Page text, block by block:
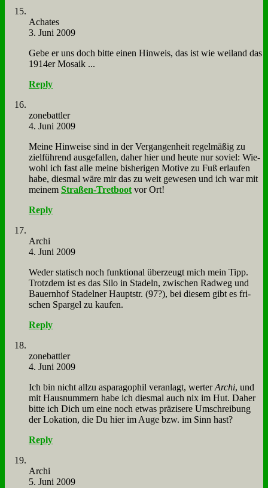
Acha­tes
3. Juni 2009
Ge­be er uns doch bit­te ei­nen Hin­weis, das ist wie wei­land das
1914er Mo­sa­ik ...
Reply
zone­batt­ler
4. Juni 2009
Mei­ne Hin­wei­se sind in der Ver­gan­gen­heit re­gel­mä­ßig zu
ziel­füh­rend aus­ge­fal­len, da­her hier und heu­te nur so­viel: Wie­
wohl ich fast al­le mei­ne bis­he­ri­gen Mo­ti­ve zu Fuß er­lau­fen
ha­be, dies­mal wä­re mir das zu weit ge­we­sen und ich war mit
mei­nem Stra­ßen-Tret­boot vor Ort!
Reply
Ar­chi
4. Juni 2009
We­der sta­tisch noch funk­tio­nal über­zeugt mich mein Tipp.
Trotz­dem ist es das Si­lo in Sta­deln, zwi­schen Rad­weg und
Bau­ern­hof Sta­del­ner Haupt­str. (97?), bei die­sem gibt es fri­
schen Spar­gel zu kau­fen.
Reply
zone­batt­ler
4. Juni 2009
Ich bin nicht all­zu aspa­rag­o­phil ver­an­lagt, wer­terAr­chi, und
mit Haus­num­mern ha­be ich dies­mal auch nix im Hut. Da­her
bit­te ich Dich um ei­ne noch et­was prä­zi­se­re Um­schrei­bung
der Lo­ka­ti­on, die Du hier im Au­ge bzw. im Sinn hast?
Reply
Ar­chi
5. Juni 2009